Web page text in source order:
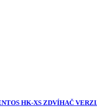
HK-XS ZDVÍHAČ